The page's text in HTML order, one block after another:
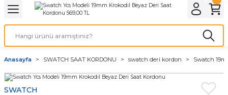
Geri Dön
& ELEKTİRİK AYDINLATMA & ELEKTRİK
Geri Dön
ve Cihaz Pilleri
ÇEŞİTLERİ
Geri Dön
Geri Dön
Kordon Çeşitleri
Kordonları
Anasayfa SWATCH SAAT KORDONU swatch deri kordon Swatch
SWATCH